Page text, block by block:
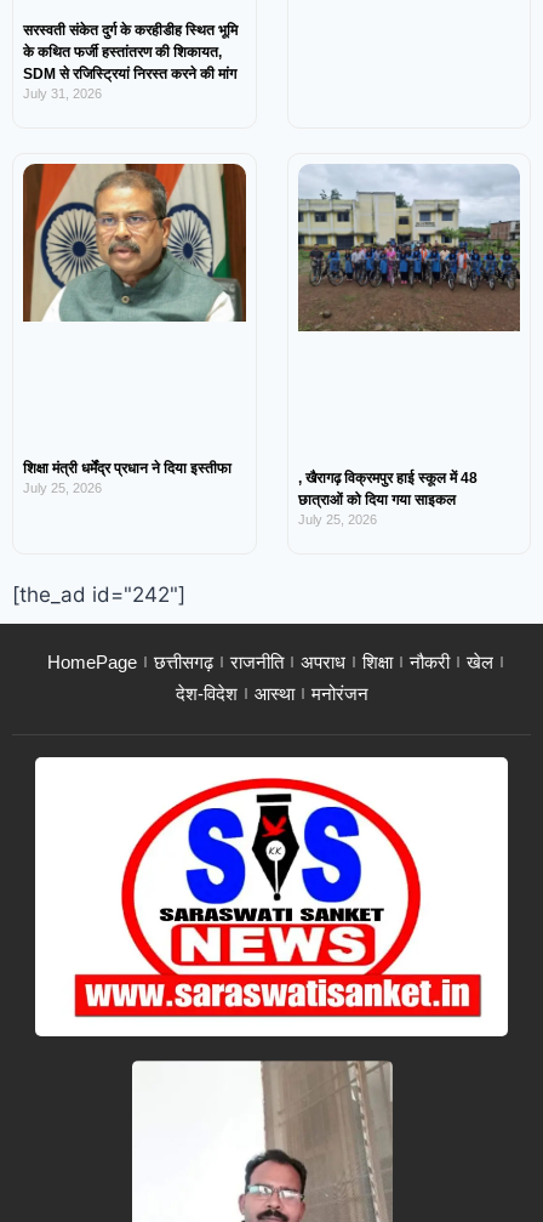
सरस्वती संकेत दुर्ग के करहीडीह स्थित भूमि
के कथित फर्जी हस्तांतरण की शिकायत,
SDM से रजिस्ट्रियां निरस्त करने की मांग
July 31, 2026
शिक्षा मंत्री धर्मेंद्र प्रधान ने दिया इस्तीफा
July 25, 2026
, खैरागढ़ विक्रमपुर हाई स्कूल में 48
छात्राओं को दिया गया साइकल
July 25, 2026
[the_ad id="242"]
HomePage छत्तीसगढ़ राजनीति अपराध शिक्षा नौकरी
खेल
देश-विदेश
आस्था मनोरंजन